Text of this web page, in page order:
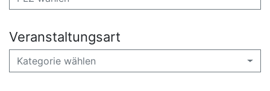
Veranstaltungsart
Kategorie wählen